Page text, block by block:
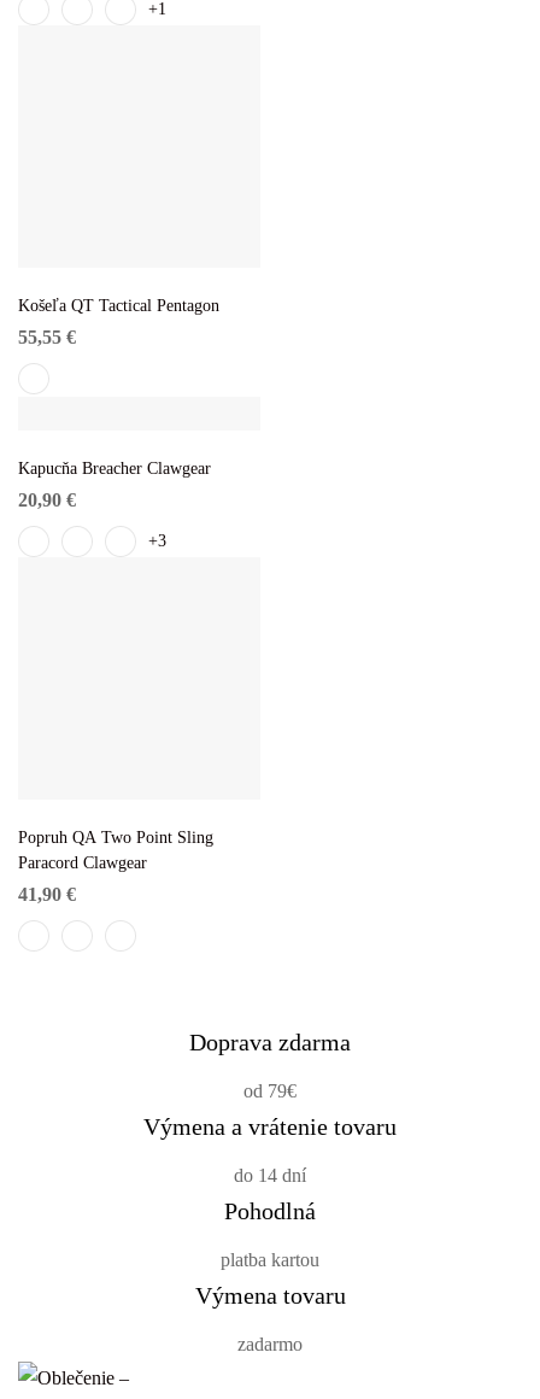
+1
Košeľa QT Tactical Pentagon
55,55 €
Kapucňa Breacher Clawgear
20,90 €
+3
Popruh QA Two Point Sling
Paracord Clawgear
41,90 €
Doprava zdarma
od 79€
Výmena a vrátenie tovaru
do 14 dní
Pohodlná
platba kartou
Výmena tovaru
zadarmo